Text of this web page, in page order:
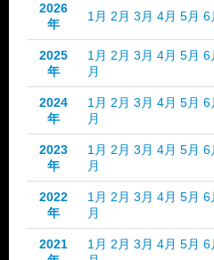
2026
年
1月 2月 3月 4月 5月 6
2025
年
1月 2月 3月 4月 5月 6
月
2024
年
1月 2月 3月 4月 5月 6
月
2023
年
1月 2月 3月 4月 5月 6
月
2022
年
1月 2月 3月 4月 5月 6
月
2021
1月 2月 3月 4月 5月 6